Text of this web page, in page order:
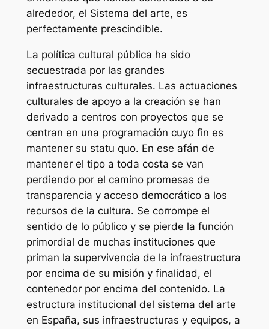
alrededor, el Sistema del arte, es
perfectamente prescindible.
La política cultural pública ha sido
secuestrada por las grandes
infraestructuras culturales. Las actuaciones
culturales de apoyo a la creación se han
derivado a centros con proyectos que se
centran en una programación cuyo fin es
mantener su statu quo. En ese afán de
mantener el tipo a toda costa se van
perdiendo por el camino promesas de
transparencia y acceso democrático a los
recursos de la cultura. Se corrompe el
sentido de lo público y se pierde la función
primordial de muchas instituciones que
priman la supervivencia de la infraestructura
por encima de su misión y finalidad, el
contenedor por encima del contenido. La
estructura institucional del sistema del arte
en España, sus infraestructuras y equipos, a